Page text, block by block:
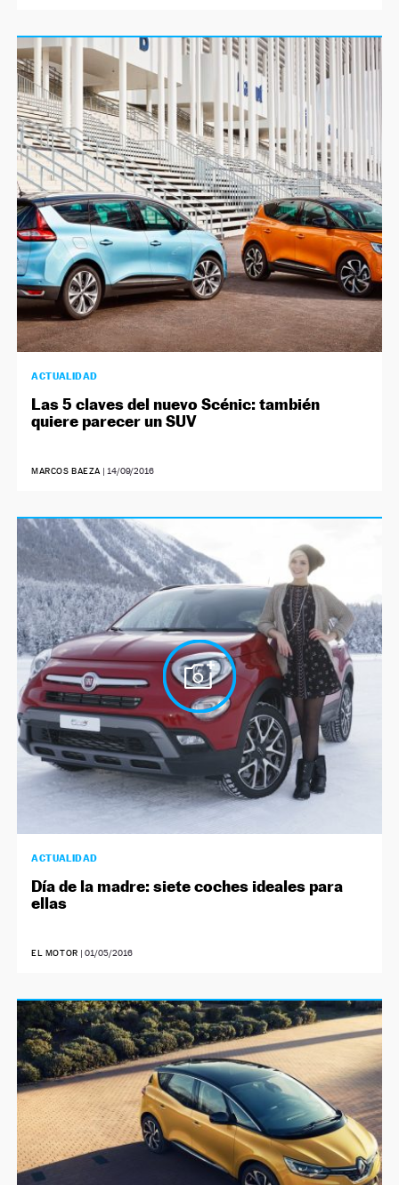
ACTUALIDAD
Las 5 claves del nuevo Scénic: también
quiere parecer un SUV
MARCOS BAEZA | 14/09/2016
ACTUALIDAD
Día de la madre: siete coches ideales para
ellas
EL MOTOR | 01/05/2016